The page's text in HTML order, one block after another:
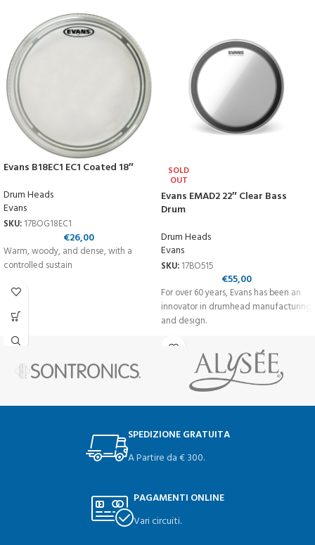
Evans B18EC1 EC1 Coated 18″
Drum Heads
Evans
SKU: 17BOG18EC1
€26,00
Warm, woody, and dense, with a
controlled sustain
SOLD
OUT
Evans EMAD2 22″ Clear Bass
Drum
Drum Heads
Evans
SKU: 17BO515
€55,00
For over 60 years, Evans has been an
innovator in drumhead manufacturing
and design.
SPEDIZIONE GRATUITA
A Partire da € 300.
PAGAMENTI ONLINE
Vari circuiti.